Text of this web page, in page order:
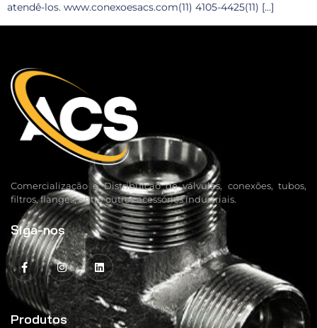
atendê-los. www.conexoesacs.com(11) 4105-4425(11) […]
Comercialização e Distribuição de válvulas, conexões, tubos,
filtros, flanges, entre outros acessórios industriais.
Siga-nos
Produtos